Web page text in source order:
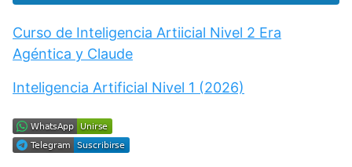
Curso de Inteligencia Artiicial Nivel 2 Era
Agéntica y Claude
Inteligencia Artificial Nivel 1 (2026)